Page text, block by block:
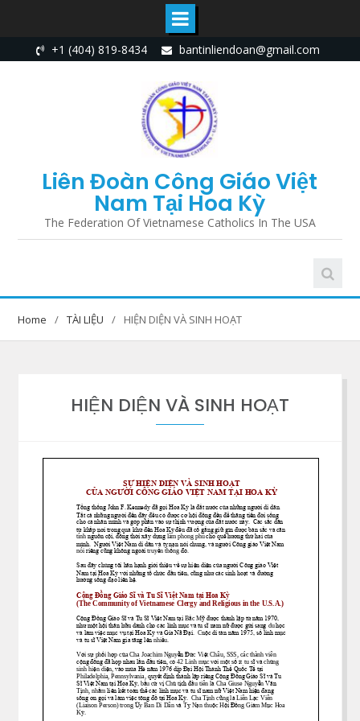
to
+1 (404) 819-8434 bantinliendoan@gmail.com
Liên Đoàn Công Giáo Việt
Nam Tại Hoa Kỳ
The Federation Of Vietnamese Catholics In The USA
Home TÀI LIỆU HIỆN DIỆN VÀ SINH HOẠT
HIỆN DIỆN VÀ SINH HOẠT